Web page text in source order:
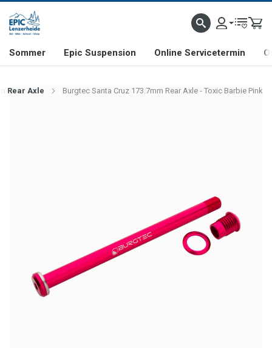
& FREERIDE-SPEZIALIST SCHWEIZER FIRMA SHOP & SHOWROOM IN
Sommer Epic Suspension Online Servicetermin
Rear Axle Burgtec Santa Cruz 173.7mm Rear Axle - Toxic Barbie Pink